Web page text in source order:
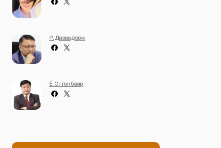
Р. Даваадорж
Ё. Отгонбаяр